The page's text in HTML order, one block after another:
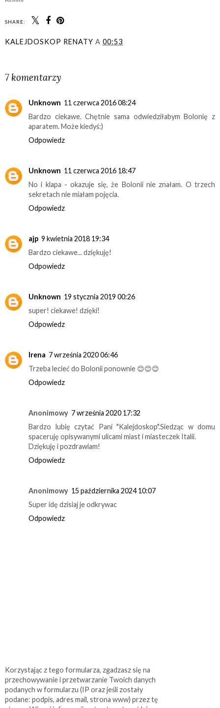
SHARE:
KALEJDOSKOP RENATY A 00:53
7 komentarzy
Unknown 11 czerwca 2016 08:24
Bardzo ciekawe. Chętnie sama odwiedziłabym Bolonię z
aparatem. Może kiedyś:)
Odpowiedz
Unknown 11 czerwca 2016 18:47
No i klapa - okazuje się, że Bolonii nie znałam. O trzech
sekretach nie miałam pojęcia.
Odpowiedz
ajp 9 kwietnia 2018 19:34
Bardzo ciekawe... dziękuję!
Odpowiedz
Unknown 19 stycznia 2019 00:26
super! ciekawe! dzięki!
Odpowiedz
Irena 7 września 2020 06:46
Trzeba lecieć do Bolonii ponownie 😊😊😊
Odpowiedz
Anonimowy 7 września 2020 17:32
Bardzo lubię czytać Pani "Kalejdoskop".Siedząc w domu
spaceruję opisywanymi ulicami miast i miasteczek Italii.
Dziękuję i pozdrawiam!
Odpowiedz
Anonimowy 15 października 2024 10:07
Super idę dzisiaj je odkrywac
Odpowiedz
Korzystając z tego formularza, zgadzasz się na
przechowywanie i przetwarzanie Twoich danych
podanych w formularzu (IP oraz jeśli zostały
podane: podpis, adres mail, strona www) przez tę